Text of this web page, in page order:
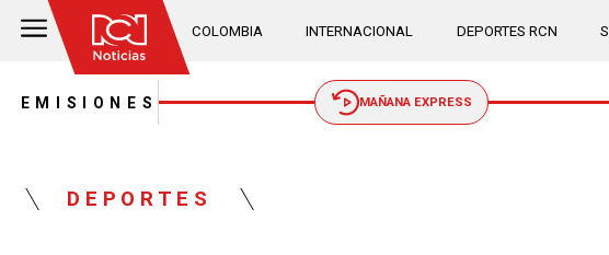
COLOMBIA INTERNACIONAL DEPORTES RCN
EMISIONES MAÑANA EXPRESS
DEPORTES